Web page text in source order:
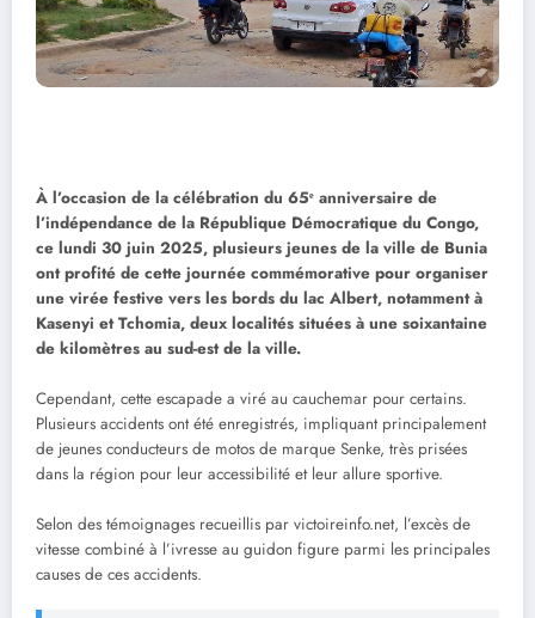
À l’occasion de la célébration du 65ᵉ anniversaire de
l’indépendance de la République Démocratique du Congo,
ce lundi 30 juin 2025, plusieurs jeunes de la ville de Bunia
ont profité de cette journée commémorative pour organiser
une virée festive vers les bords du lac Albert, notamment à
Kasenyi et Tchomia, deux localités situées à une soixantaine
de kilomètres au sud-est de la ville.
Cependant, cette escapade a viré au cauchemar pour certains.
Plusieurs accidents ont été enregistrés, impliquant principalement
de jeunes conducteurs de motos de marque Senke, très prisées
dans la région pour leur accessibilité et leur allure sportive.
Selon des témoignages recueillis par victoireinfo.net, l’excès de
vitesse combiné à l’ivresse au guidon figure parmi les principales
causes de ces accidents.